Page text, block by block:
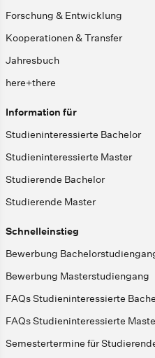
Forschung & Entwicklung
Kooperationen & Transfer
Jahresbuch
here+there
Information für
Studieninteressierte Bachelor
Studieninteressierte Master
Studierende Bachelor
Studierende Master
Schnelleinstieg
Bewerbung
Bewerbung Masterstudiengang
FAQs Studieninteressierte
FAQs Studieninteressierte
Semestertermine für